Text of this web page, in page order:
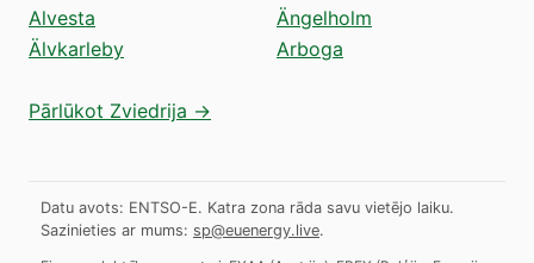
Alvesta
Älvkarleby
Ängelholm
Arboga
Pārlūkot Zviedrija →
Datu avots: ENTSO-E. Katra zona rāda savu vietējo laiku.
Sazinieties ar mums: sp@euenergy.live.